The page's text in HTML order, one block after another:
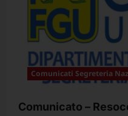
Comunicati Segreteria
Comunicato –